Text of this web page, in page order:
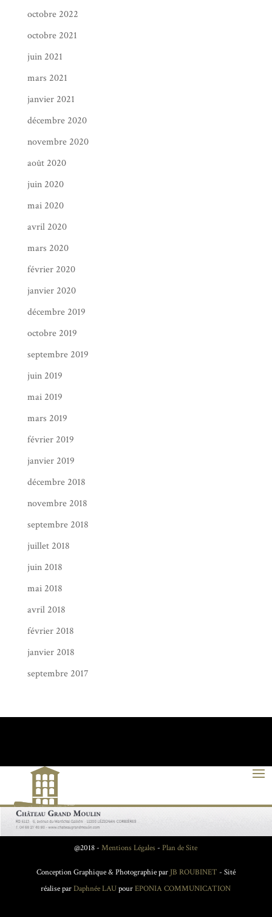
octobre 2022
octobre 2021
juin 2021
mars 2021
janvier 2021
décembre 2020
novembre 2020
août 2020
juin 2020
mai 2020
avril 2020
mars 2020
février 2020
janvier 2020
décembre 2019
octobre 2019
septembre 2019
juin 2019
mai 2019
mars 2019
février 2019
janvier 2019
décembre 2018
novembre 2018
septembre 2018
juillet 2018
juin 2018
mai 2018
avril 2018
février 2018
janvier 2018
septembre 2017
@2018 - Mentions Légales - Plan de Site
Conception Graphique & Photographie par JB ROUBINET - Sité
réalise parDaphnée LAUpourEPONIA COMMUNICATION